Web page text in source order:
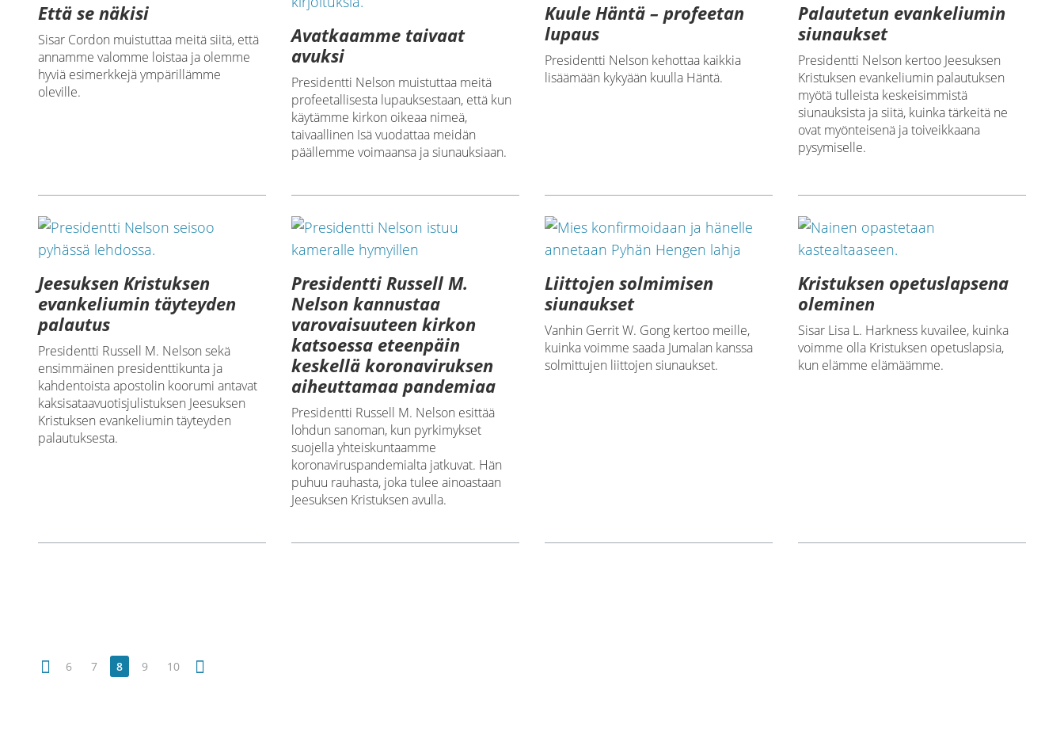
Että se näkisi
Sisar Cordon muistuttaa meitä siitä, että
annamme valomme loistaa ja olemme
hyviä esimerkkejä ympärillämme
oleville.
Avatkaamme taivaat
avuksi
Presidentti Nelson muistuttaa meitä
profeetallisesta lupauksestaan, että kun
käytämme kirkon oikeaa nimeä,
taivaallinen Isä vuodattaa meidän
päällemme voimaansa ja siunauksiaan.
Kuule Häntä – profeetan
lupaus
Presidentti Nelson kehottaa kaikkia
lisäämään kykyään kuulla Häntä.
Palautetun evankeliumin
siunaukset
Presidentti Nelson kertoo Jeesuksen
Kristuksen evankeliumin palautuksen
myötä tulleista keskeisimmistä
siunauksista ja siitä, kuinka tärkeitä ne
ovat myönteisenä ja toiveikkaana
pysymiselle.
Jeesuksen Kristuksen
evankeliumin täyteyden
palautus
Presidentti Russell M. Nelson sekä
ensimmäinen presidenttikunta ja
kahdentoista apostolin koorumi antavat
kaksisataavuotisjulistuksen Jeesuksen
Kristuksen evankeliumin täyteyden
palautuksesta.
Presidentti Russell M.
Nelson kannustaa
varovaisuuteen kirkon
katsoessa eteenpäin
keskellä koronaviruksen
aiheuttamaa pandemiaa
Presidentti Russell M. Nelson esittää
lohdun sanoman, kun pyrkimykset
suojella yhteiskuntaamme
koronaviruspandemialta jatkuvat. Hän
puhuu rauhasta, joka tulee ainoastaan
Jeesuksen Kristuksen avulla.
Liittojen solmimisen
siunaukset
Vanhin Gerrit W. Gong kertoo meille,
kuinka voimme saada Jumalan kanssa
solmittujen liittojen siunaukset.
Kristuksen opetuslapsena
oleminen
Sisar Lisa L. Harkness kuvailee, kuinka
voimme olla Kristuksen opetuslapsia,
kun elämme elämäämme.
6 7 8 9 10